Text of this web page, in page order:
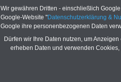
Das beliebte
Wir gewähren Dritten - einschließlich
Google-Website "Datenschutzerklärung &
Google ihre personenbezogenen Daten
Dürfen wir Ihre Daten nutzen, um
erheben Daten und verwenden